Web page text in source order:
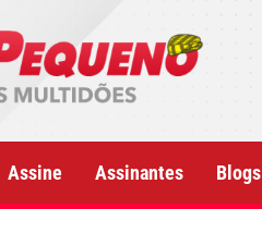
Assine Assinantes Blogs